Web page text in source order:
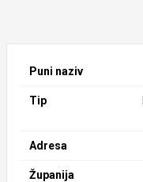
Puni naziv
Tip
Adresa
Županija